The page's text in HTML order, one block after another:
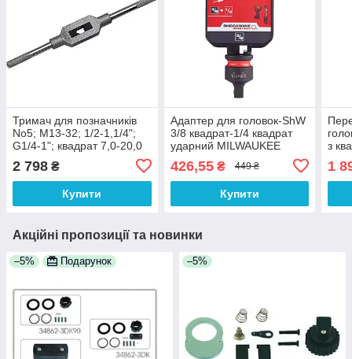
Тримач для позначників
No5; М13-32; 1/2-1,1/4";
G1/4-1"; квадрат 7,0-20,0
2 798 ₴
Купити
Адаптер для головок-ShW
3/8 квадрат-1/4 квадрат
ударний MILWAUKEE
426,55₴ 449 ₴
Купити
з
1
Акційні пропозиції та новинки
–5% Подарунок –5%